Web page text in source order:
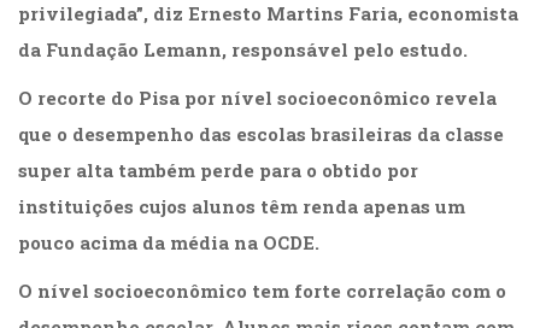
Ensaios
(69)
de
(48)
PNL
(Programação
Neurolingüística)
(41)
(200)
privilegiada”, diz Ernesto Martins Faria, economista
da Fundação Lemann, responsável pelo estudo.
O recorte do Pisa por nível socioeconômico revela
que o desempenho das escolas brasileiras da classe
super alta também perde para o obtido por
instituições cujos alunos têm renda apenas um
pouco acima da média na OCDE.
O nível socioeconômico tem forte correlação com o